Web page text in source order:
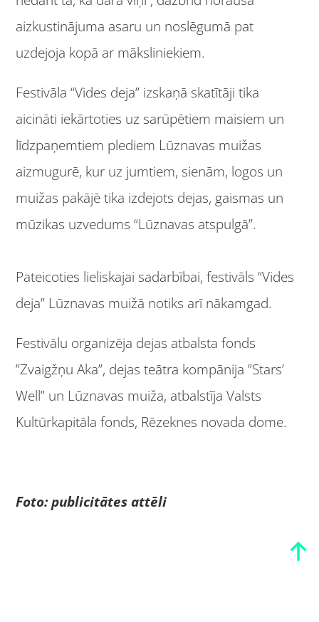
aizkustinājuma asaru un noslēgumā pat
uzdejoja kopā ar māksliniekiem.
Festivāla “Vides deja” izskaņā skatītāji tika
aicināti iekārtoties uz sarūpētiem maisiem un
līdzpaņemtiem plediem Lūznavas muižas
aizmugurē, kur uz jumtiem, sienām, logos un
muižas pakājē tika izdejots dejas, gaismas un
mūzikas uzvedums “Lūznavas atspulgā”.
Pateicoties lieliskajai sadarbībai, festivāls “Vides
deja” Lūznavas muižā notiks arī nākamgad.
Festivālu organizēja dejas atbalsta fonds
”Zvaigžņu Aka”, dejas teātra kompānija ”Stars’
Well” un Lūznavas muiža, atbalstīja Valsts
Kultūrkapitāla fonds, Rēzeknes novada dome.
Foto: publicitātes attēli